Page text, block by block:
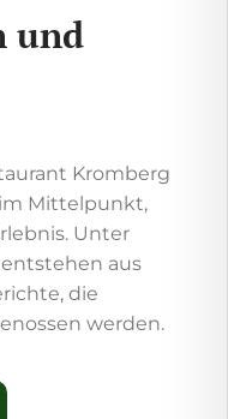
und
Kromberg
Mittelpunkt,
Unter
aus
die
werden.